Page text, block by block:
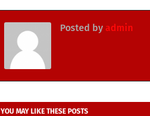
Posted by admin
YOU MAY LIKE THESE POSTS